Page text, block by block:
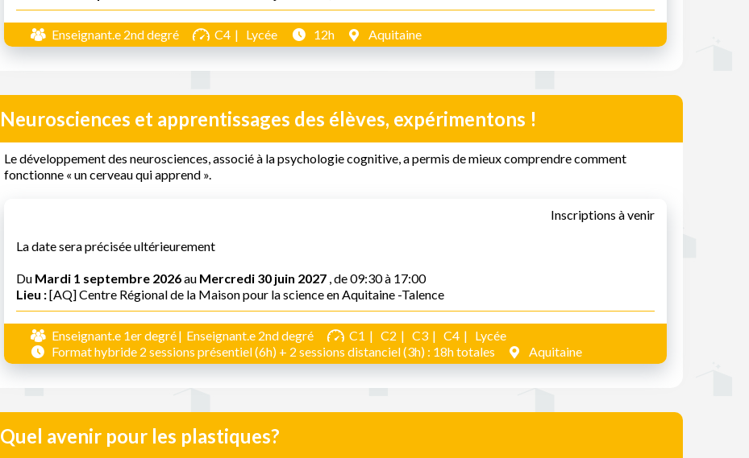
Enseignant.e 2nd degré C4 Lycée 12h Aquitaine
Neurosciences et apprentissages des élèves, expérimentons !
Le développement des neurosciences, associé à la psychologie cognitive, a permis de mieux comprendre comment
fonctionne « un cerveau qui apprend ».
La date sera précisée ultérieurement
Inscriptions à venir
Du Mardi 1 septembre 2026au Mercredi 30 juin 2027 , de 09:30 à 17:00
Lieu :[AQ] Centre Régional de la Maison pour la science en Aquitaine -Talence
Enseignant.e 1er degré Enseignant.e 2nd degré C1 C2 C3 C4
Lycée
Format hybride 2 sessions présentiel (6h) + 2 sessions distanciel (3h) : 18h totales
Aquitaine
Quel avenir pour les plastiques?